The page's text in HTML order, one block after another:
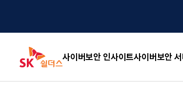
사이버보안 인사이트사이버보안